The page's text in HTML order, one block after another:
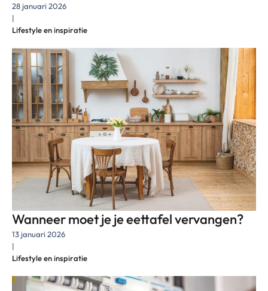
28 januari 2026
|
Lifestyle en inspiratie
Wanneer moet je je eettafel vervangen?
13 januari 2026
|
Lifestyle en inspiratie